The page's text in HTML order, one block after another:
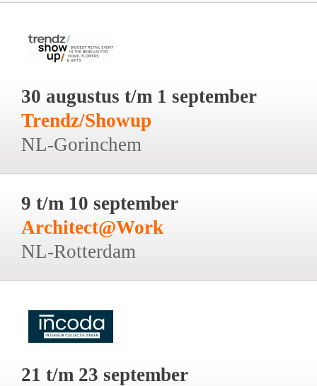
30 augustus t/m 1 september
Trendz/Showup
NL-Gorinchem
9 t/m 10 september
Architect@Work
NL-Rotterdam
21 t/m 23 september